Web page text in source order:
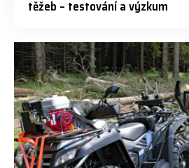
těžeb – testování a výzkum